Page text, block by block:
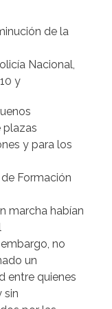
de la
Nacional,
y
plazas
y para los
Formación
marcha habían
no
un
entre quienes
sin